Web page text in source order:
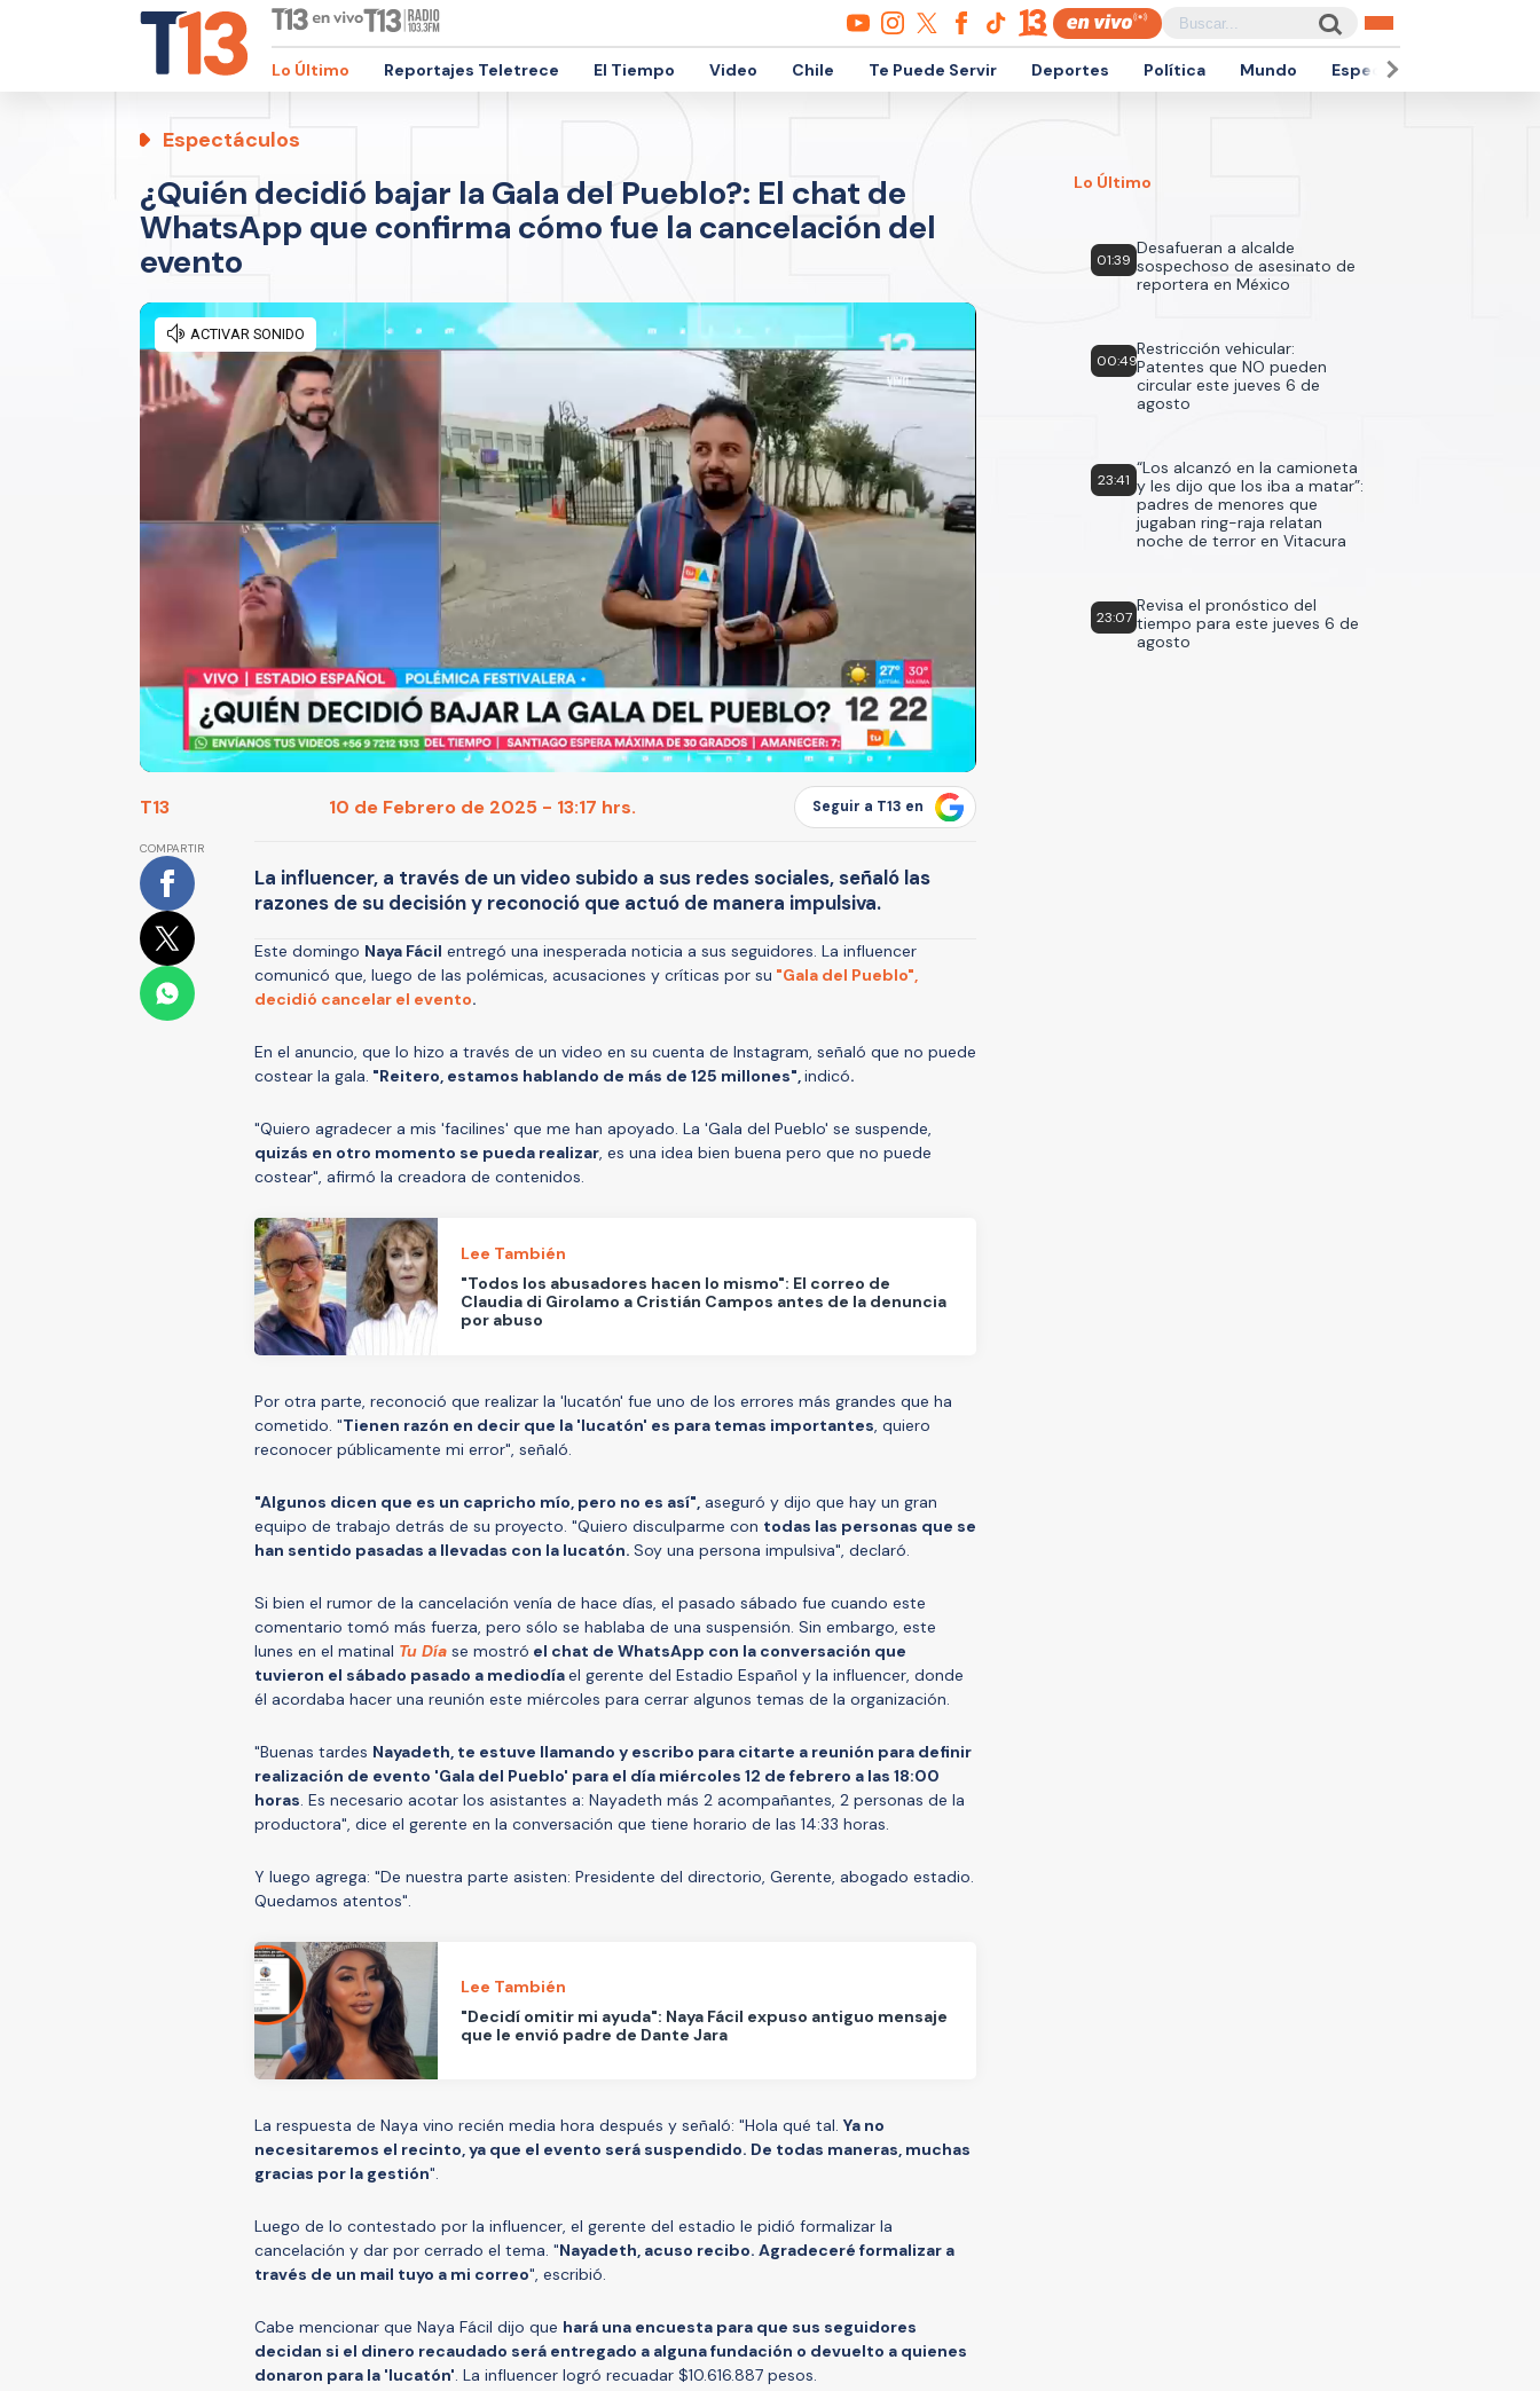
Lo Último Reportajes Teletrece El Tiempo Video Chile Te Puede Servir Deportes Política Mundo Espectáculos
Espectáculos
¿Quién decidió bajar la Gala del Pueblo?: El chat de
WhatsApp que confirma cómo fue la cancelación del
evento
T13 10 de Febrero de 2025 - 13:17 hrs. Seguir a T13 en
COMPARTIR
La influencer, a través de un video subido a sus redes sociales, señaló las
razones de su decisión y reconoció que actuó de manera impulsiva.
Este domingo Naya Fácil entregó una inesperada noticia a sus seguidores. La influencer
comunicó que, luego de las polémicas, acusaciones y críticas por su "Gala del Pueblo",
decidió cancelar el evento.
En el anuncio, que lo hizo a través de un video en su cuenta de Instagram, señaló que no puede
costear la gala. "Reitero, estamos hablando de más de 125 millones",indicó.
"Quiero agradecer a mis 'facilines' que me han apoyado. La 'Gala del Pueblo' se suspende,
quizás en otro momento se pueda realizar, es una idea bien buena pero que no puede
costear", afirmó la creadora de contenidos.
Lee También
"Todos los abusadores hacen lo mismo": El correo de
Claudia di Girolamo a Cristián Campos antes de la denuncia
por abuso
Por otra parte, reconoció que realizar la 'lucatón' fue uno de los errores más grandes que ha
cometido. "Tienen razón en decir que la 'lucatón' es para temas importantes, quiero
reconocer públicamente mi error", señaló.
"Algunos dicen que es un capricho mío, pero no es así", aseguró y dijo que hay un gran
equipo de trabajo detrás de su proyecto. "Quiero disculparme con todas las personas que se
han sentido pasadas a llevadas con la lucatón. Soy una persona impulsiva", declaró.
Si bien el rumor de la cancelación venía de hace días, el pasado sábado fue cuando este
comentario tomó más fuerza, pero sólo se hablaba de una suspensión. Sin embargo, este
lunes en el matinal Tu Día se mostró el chat de WhatsApp con la conversación que
tuvieron el sábado pasado a mediodíael gerente del Estadio Español y la influencer, donde
él acordaba hacer una reunión este miércoles para cerrar algunos temas de la organización.
"Buenas tardes Nayadeth, te estuve llamando y escribo para citarte a reunión para definir
realización de evento 'Gala del Pueblo' para el día miércoles 12 de febrero a las 18:00
horas. Es necesario acotar los asistantes a: Nayadeth más 2 acompañantes, 2 personas de la
productora", dice el gerente en la conversación que tiene horario de las 14:33 horas.
Y luego agrega: "De nuestra parte asisten: Presidente del directorio, Gerente, abogado estadio.
Quedamos atentos".
Lee También
"Decidí omitir mi ayuda": Naya Fácil expuso antiguo mensaje
que le envió padre de Dante Jara
La respuesta de Naya vino recién media hora después y señaló: "Hola qué tal. Ya no
necesitaremos el recinto, ya que el evento será suspendido. De todas maneras, muchas
gracias por la gestión".
Luego de lo contestado por la influencer, el gerente del estadio le pidió formalizar la
cancelación y dar por cerrado el tema. "Nayadeth, acuso recibo. Agradeceré formalizar a
través de un mail tuyo a mi correo", escribió.
Cabe mencionar que Naya Fácil dijo que hará una encuesta para que sus seguidores
decidan si el dinero recaudado será entregado a alguna fundación o devuelto a quienes
donaron para la 'lucatón'. La influencer logró recuadar $10.616.887 pesos.
Lo Último
01:39
Desafueran a alcalde
sospechoso de asesinato de
reportera en México
00:49
Restricción vehicular:
Patentes que NO pueden
circular este jueves 6 de
agosto
23:41
“Los alcanzó en la camioneta
y les dijo que los iba a matar”:
padres de menores que
jugaban ring-raja relatan
noche de terror en Vitacura
23:07
Revisa el pronóstico del
tiempo para este jueves 6 de
agosto